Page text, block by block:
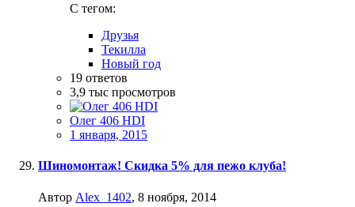
C тегом:
Друзья
Текилла
Новый год
19 ответов
3,9 тыс просмотров
Олег 406 HDI
1 января, 2015
Шиномонтаж! Скидка 5% для пежо клуба!
Автор Alex_1402, 8 ноября, 2014